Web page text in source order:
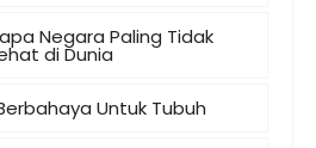
Negara Paling Tidak
di Dunia
Untuk Tubuh